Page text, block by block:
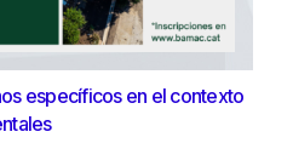
específicos en el contexto